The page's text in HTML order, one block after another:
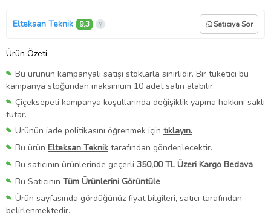
Elteksan Teknik 9,3 Satıcıya Sor
Ürün Özeti
Bu ürünün kampanyalı satışı stoklarla sınırlıdır. Bir tüketici bu
kampanya stoğundan maksimum 10 adet satın alabilir.
Çiçeksepeti kampanya koşullarında değişiklik yapma hakkını saklı
tutar.
Ürünün iade politikasını öğrenmek için tıklayın.
Bu ürün Elteksan Teknik tarafından gönderilecektir.
Bu satıcının ürünlerinde geçerli 350,00 TL Üzeri Kargo Bedava
Bu Satıcının Tüm Ürünlerini Görüntüle
Ürün sayfasında gördüğünüz fiyat bilgileri, satıcı tarafından
belirlenmektedir.